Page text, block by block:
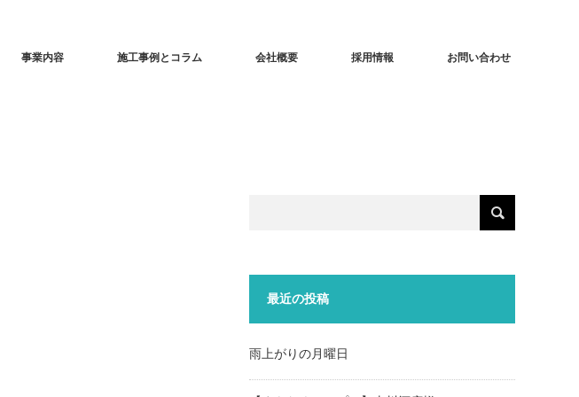
事業内容 施工事例とコラム 会社概要 採用情報 お問い合わせ
最近の投稿
雨上がりの月曜日